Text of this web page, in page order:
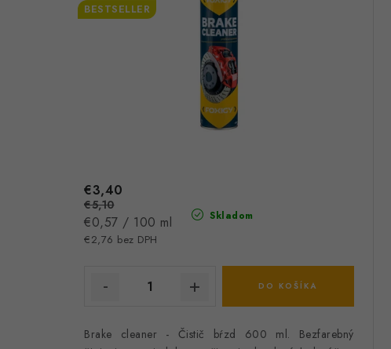
BESTSELLER
Skladom
€2,76 bez DPH
€3,40
€5,10
Jednotková
cena:
€0,57 / 100 ml
DO KOŠÍKA
Brake cleaner - Čistič bŕzd 600 ml. Bezfarebný